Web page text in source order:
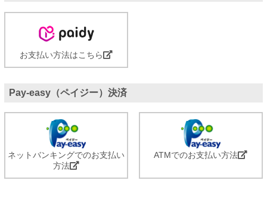
お支払い方法はこちら
Pay-easy（ペイジー）決済
ネットバンキングでのお支払い
方法
ATMでのお支払い方法